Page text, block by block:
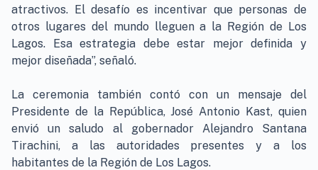
atractivos. El desafío es incentivar que personas de
otros lugares del mundo lleguen a la Región de Los
Lagos. Esa estrategia debe estar mejor definida y
mejor diseñada”, señaló.
La ceremonia también contó con un mensaje del
Presidente de la República, José Antonio Kast, quien
envió un saludo al gobernador Alejandro Santana
Tirachini, a las autoridades presentes y a los
habitantes de la Región de Los Lagos.